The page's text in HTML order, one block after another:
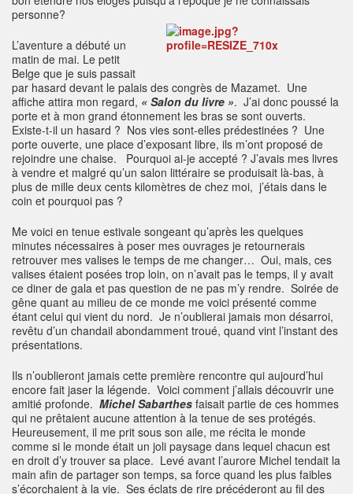
personne?
L’aventure a débuté un
matin de mai. Le petit
Belge que je suis passait
par hasard devant le palais des congrès de Mazamet. Une
affiche attira mon regard, « Salon du livre ». J’ai donc poussé la
porte et à mon grand étonnement les bras se sont ouverts.
Existe-t-il un hasard ? Nos vies sont-elles prédestinées ? Une
porte ouverte, une place d’exposant libre, ils m’ont proposé de
rejoindre une chaise. Pourquoi ai-je accepté ? J’avais mes livres
à vendre et malgré qu’un salon littéraire se produisait là-bas, à
plus de mille deux cents kilomètres de chez moi, j’étais dans le
coin et pourquoi pas ?
Me voici en tenue estivale songeant qu’après les quelques
minutes nécessaires à poser mes ouvrages je retournerais
retrouver mes valises le temps de me changer… Oui, mais, ces
valises étaient posées trop loin, on n’avait pas le temps, il y avait
ce diner de gala et pas question de ne pas m’y rendre. Soirée de
gêne quant au milieu de ce monde me voici présenté comme
étant celui qui vient du nord. Je n’oublierai jamais mon désarroi,
revêtu d’un chandail abondamment troué, quand vint l’instant des
présentations.
Ils n’oublieront jamais cette première rencontre qui aujourd’hui
encore fait jaser la légende. Voici comment j’allais découvrir une
amitié profonde. Michel Sabarthes faisait partie de ces hommes
qui ne prêtaient aucune attention à la tenue de ses protégés.
Heureusement, il me prit sous son aile, me récita le monde
comme si le monde était un joli paysage dans lequel chacun est
en droit d’y trouver sa place. Levé avant l’aurore Michel tendait la
main afin de partager son temps, sa force quand les plus faibles
s’écorchaient à la vie. Ses éclats de rire précéderont au fil des